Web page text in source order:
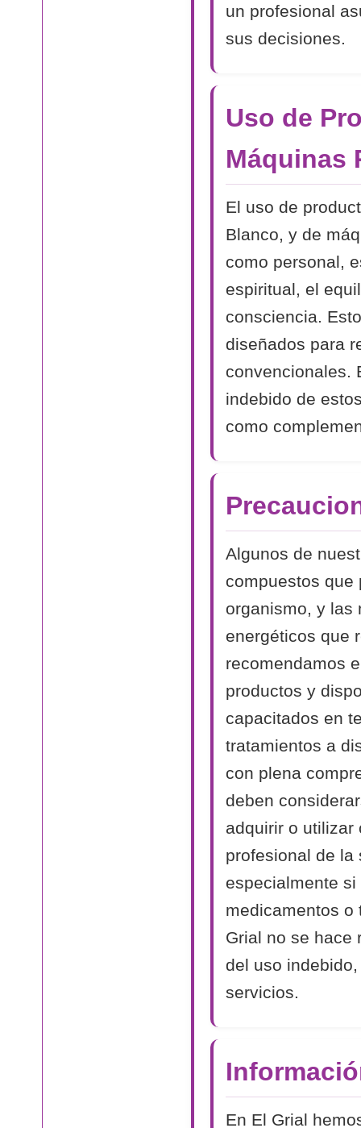
un profesional
sus decisiones.
Uso de
Máquinas
El uso de
Blanco, y de
como personal,
espiritual, el
consciencia.
diseñados para
convencionales.
indebido de
como
Algunos de
compuestos que
organismo, y las
energéticos que
recomendamos
productos y
capacitados en
tratamientos a
con plena
deben
adquirir o utilizar
profesional de la
especialmente
medicamentos o
Grial no se hace
del uso
servicios.
En El Grial